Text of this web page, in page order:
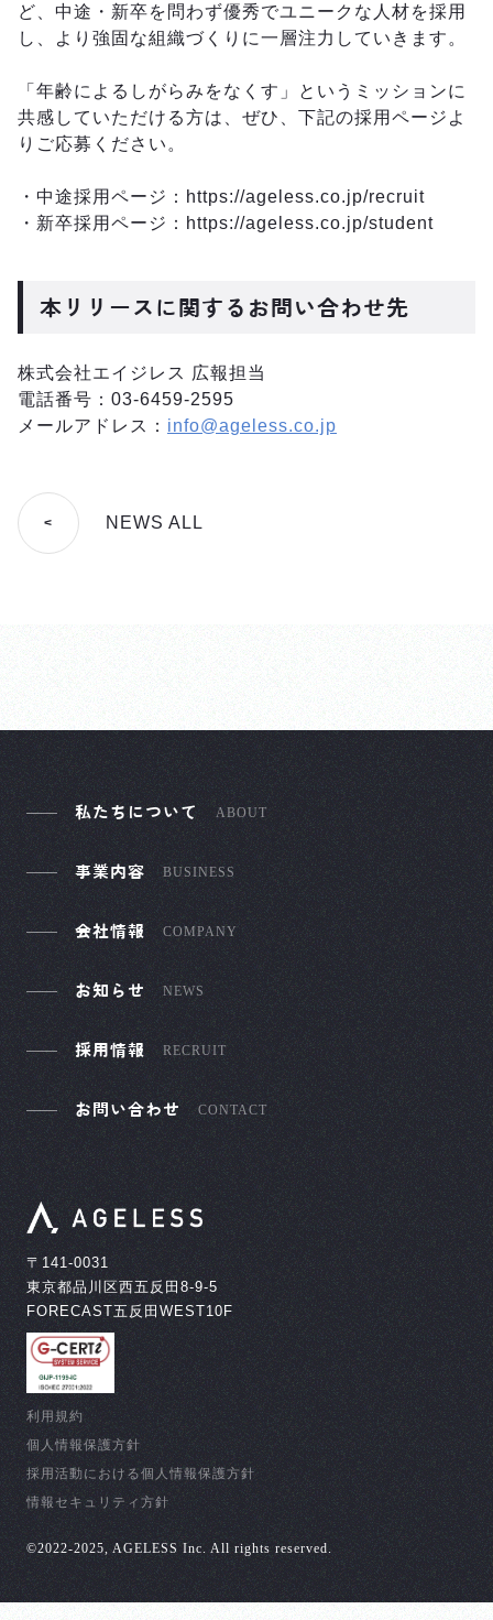
ど、中途・新卒を問わず優秀でユニークな人材を採用
し、より強固な組織づくりに一層注力していきます。
「年齢によるしがらみをなくす」というミッションに
共感していただける方は、ぜひ、下記の採用ページよ
りご応募ください。
・中途採用ページ：https://ageless.co.jp/recruit
・新卒採用ページ：https://ageless.co.jp/student
本リリースに関するお問い合わせ先
株式会社エイジレス 広報担当
電話番号：03‐6459‐2595
メールアドレス： info@ageless.co.jp
< NEWS ALL
私たちについて ABOUT
事業内容 BUSINESS
会社情報 COMPANY
お知らせ NEWS
採用情報 RECRUIT
お問い合わせ CONTACT
〒141-0031
東京都品川区西五反田8-9-5
FORECAST五反田WEST10F
利用規約
個人情報保護方針
採用活動における個人情報保護方針
情報セキュリティ方針
©︎2022-2025, AGELESS Inc. All rights reserved.